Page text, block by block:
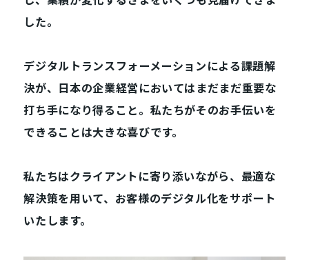
した。
デジタルトランスフォーメーションによる課題解
決が、日本の企業経営においてはまだまだ重要な
打ち手になり得ること。私たちがそのお手伝いを
できることは大きな喜びです。
私たちはクライアントに寄り添いながら、最適な
解決策を用いて、お客様のデジタル化をサポート
いたします。